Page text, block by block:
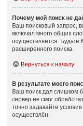
Почему мой поиск не
Ваш поисковый запрос,
включал много общих
осуществляется. Будьте
расширенного поиска.
Вернуться к началу
В результате моего
Ваш поиск дал слишком
сервер не смог
точно задавайте
осуществлён.